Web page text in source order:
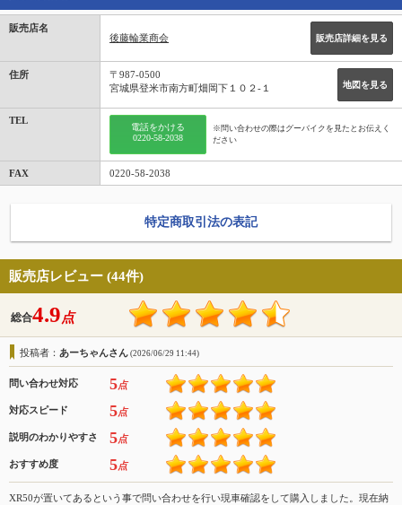
販売店名
後藤輪業商会
販売店詳細を見る
住所
地図を見る
〒987-0500
宮城県登米市南方町畑岡下１０２‐１
TEL
電話をかける
0220-58-2038
※問い合わせの際はグーバイクを見たとお伝えく
ださい
FAX 0220-58-2038
特定商取引法の表記
販売店レビュー (44件)
総合4.9点
投稿者： あーちゃんさん (2026/06/29 11:44)
問い合わせ対応 5点
対応スピード 5点
説明のわかりやすさ 5点
おすすめ度 5点
XR50が置いてあるという事で問い合わせを行い現車確認をして購入しました。現在納